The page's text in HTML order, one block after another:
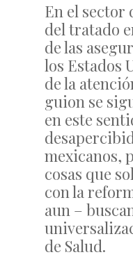
En el sector
del tratado
de las
los Estados
de la
guion se
en este
mexicanos,
cosas que
con la
aun –
de Salud.